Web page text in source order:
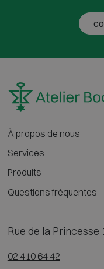
À propos de nous
Services
Produits
Questions fréquentes
Rue de la Princesse
02 410 64 42